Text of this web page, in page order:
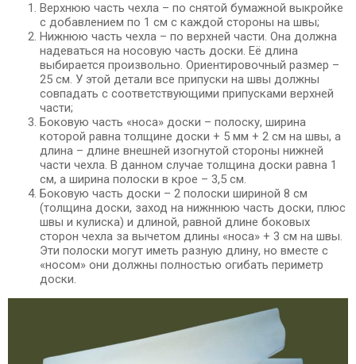
Верхнюю часть чехла – по снятой бумажной выкройке
с добавлением по 1 см с каждой стороны на швы;
Нижнюю часть чехла – по верхней части. Она должна
надеваться на носовую часть доски. Её длина
выбирается произвольно. Ориентировочный размер –
25 см. У этой детали все припуски на швы должны
совпадать с соответствующими припусками верхней
части;
Боковую часть «носа» доски – полоску, ширина
которой равна толщине доски + 5 мм + 2 см на швы, а
длина – длине внешней изогнутой стороны нижней
части чехла. В данном случае толщина доски равна 1
см, а ширина полоски в крое – 3,5 см.
Боковую часть доски – 2 полоски шириной 8 см
(толщина доски, заход на нижннюю часть доски, плюс
швы и кулиска) и длиной, равной длине боковых
сторон чехла за вычетом длины «носа» + 3 см на швы.
Эти полоски могут иметь разную длину, но вместе с
«носом» они должны полностью огибать периметр
доски.